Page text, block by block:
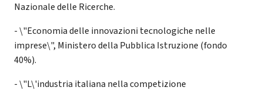
Nazionale delle Ricerche.
- \"Economia delle innovazioni tecnologiche nelle
imprese\", Ministero della Pubblica Istruzione (fondo
40%).
- \"L\'industria italiana nella competizione